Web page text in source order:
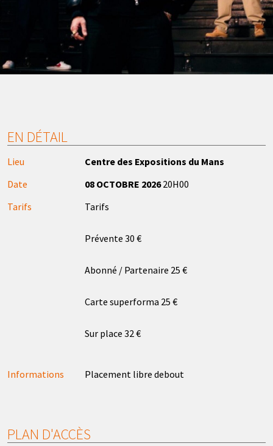
EN DÉTAIL
Lieu
Centre des Expositions du Mans
Date
08 OCTOBRE 202620H00
Tarifs
Tarifs
Prévente 30 €
Abonné / Partenaire 25 €
Carte superforma 25 €
Sur place 32 €
Informations Placement libre debout
PLAN D'ACCÈS